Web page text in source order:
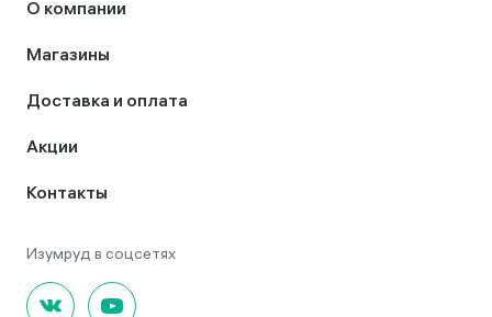
О компании
Магазины
Доставка и оплата
Акции
Контакты